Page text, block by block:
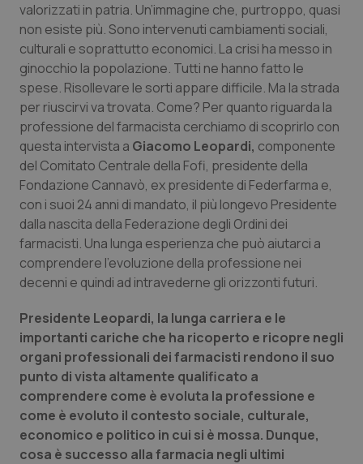
Lazio
Liguria
Lombardia
Marche
Molise
Piemonte
Provincia Autonoma di Bolzano
Provincia Autonoma di Trento
Puglia
Sardegna
Sicilia
Diabete & glucometri
Disturbi dell’umore
Dolore
Donna & Salute
Epatiti
HIV
Infezioni & Febbre
Ipertensione & Scompenso
Malattie rare
Malattia di Crohn & Rettocolite Ulcerosa
Neuroscienze & patologie neurodegenerative
valorizzati in patria. Un’immagine che, purtroppo, quasi
non esiste più. Sono intervenuti cambiamenti sociali,
culturali e soprattutto economici. La crisi ha messo in
ginocchio la popolazione. Tutti ne hanno fatto le
spese. Risollevare le sorti appare difficile. Ma la strada
per riuscirvi va trovata. Come? Per quanto riguarda la
professione del farmacista cerchiamo di scoprirlo con
questa intervista a Giacomo Leopardi, componente
del Comitato Centrale della Fofi, presidente della
Fondazione Cannavò, ex presidente di Federfarma e,
con i suoi 24 anni di mandato, il più longevo Presidente
dalla nascita della Federazione degli Ordini dei
farmacisti. Una lunga esperienza che può aiutarci a
comprendere l’evoluzione della professione nei
decenni e quindi ad intravederne gli orizzonti futuri.
Presidente Leopardi, la lunga carriera e le
importanti cariche che ha ricoperto e ricopre negli
organi professionali dei farmacisti rendono il suo
punto di vista altamente qualificato a
comprendere come è evoluta la professione e
come è evoluto il contesto sociale, culturale,
economico e politico in cui si è mossa. Dunque,
cosa è successo alla farmacia negli ultimi